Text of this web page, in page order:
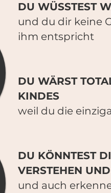
DU WÜSSTEST
und du dir keine
ihm entspricht
DU WÄRST
KINDES
weil du die
DU KÖNNTEST
VERSTEHEN
und auch